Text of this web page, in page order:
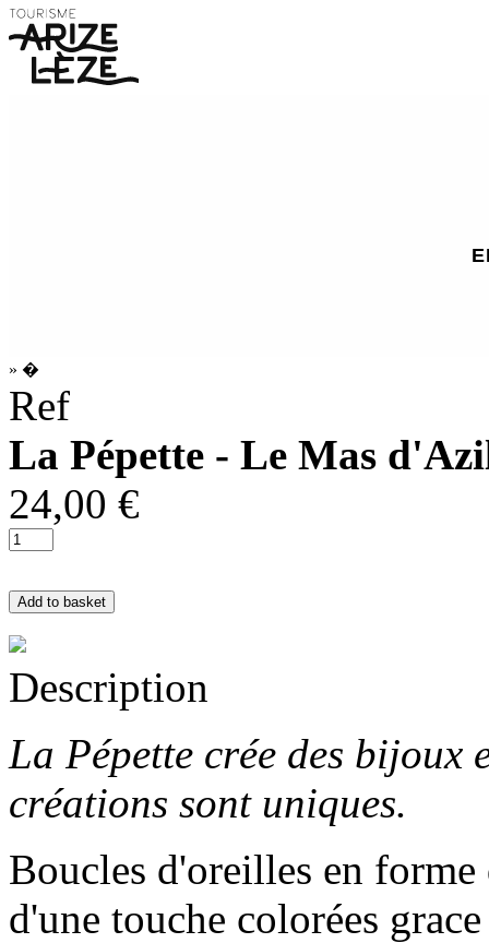
» �
Ref
La Pépette - Le Mas
24,00 €
Description
La Pépette crée des bijoux
créations sont uniques.
Boucles d'oreilles en
d'une touche colorées